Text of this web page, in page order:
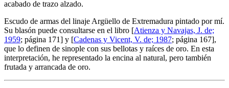
acabado de trazo alzado.
Escudo de armas del linaje Argüello de Extremadura pintado por mí.
Su blasón puede consultarse en el libro [Atienza y Navajas, J. de;
1959; página 171] y [Cadenas y Vicent, V. de; 1987; página 167],
que lo definen de sinople con sus bellotas y raíces de oro. En esta
interpretación, he representado la encina al natural, pero también
frutada y arrancada de oro.